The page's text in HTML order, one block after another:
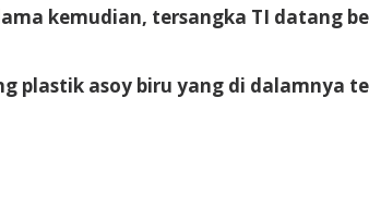
kemudian, tersangka TI datang
plastik asoy biru yang di dalamnya